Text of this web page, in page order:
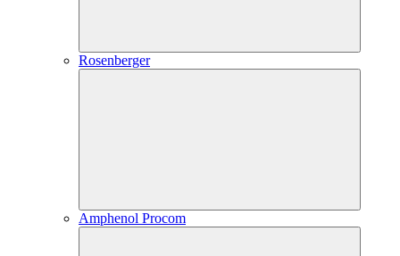
Rosenberger
Amphenol Procom